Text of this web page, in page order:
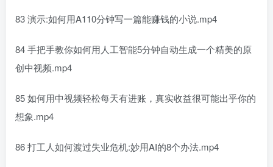
83 演示:如何用A110分钟写一篇能赚钱的小说.mp4
84 手把手教你如何用人工智能5分钟自动生成一个精美的原
创中视频.mp4
85 如何用中视频轻松每天有进账，真实收益很可能出乎你的
想象.mp4
86 打工人如何渡过失业危机:妙用AI的8个办法.mp4